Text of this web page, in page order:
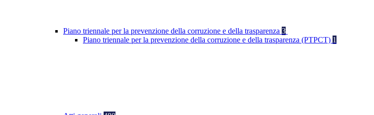
Piano triennale per la prevenzione della corruzione e della trasparenza 3
Piano triennale per la prevenzione della corruzione e della trasparenza (PTPCT) 1